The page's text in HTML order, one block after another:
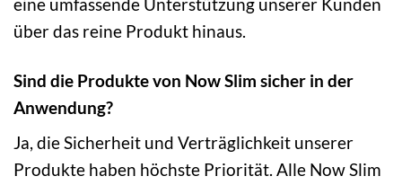
über das reine Produkt hinaus.
Sind die Produkte von Now Slim sicher in der
Anwendung?
Ja, die Sicherheit und Verträglichkeit unserer
Produkte haben höchste Priorität. Alle Now Slim